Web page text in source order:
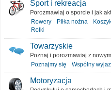
Sport i rekreacja
Porozmawiaj o sporcie i jak
Rowery
Piłka nożna
Rolki
Towarzyskie
Poznaj i porozmawiaj z
Poznajmy się
Wspólny
Motoryzacja